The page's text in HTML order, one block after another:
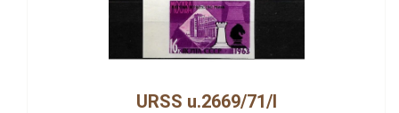
URSS u.2669/71/I